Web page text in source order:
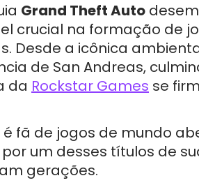
Grand Theft Auto
crucial na formação de
Desde a icônica
de San Andreas,
da Rockstar Games se
é fã de jogos de mundo
um desses títulos de
gerações.